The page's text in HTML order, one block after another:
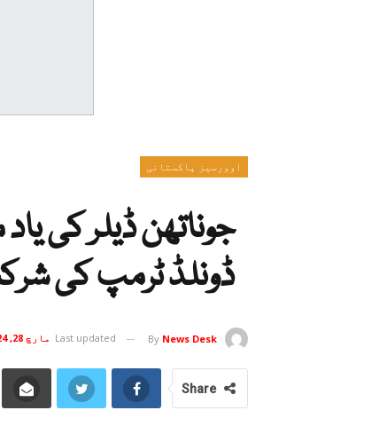
اوورسیز پاکستانی
جوناتھن ڈیلر کی
ڈونلڈ ٹرمپ کی
By News Desk
Last updated مارچ 28, 2024
Share